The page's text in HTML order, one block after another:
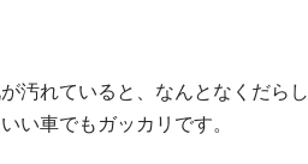
汚れていると、なんとなくだら
い車でもガッカリです。